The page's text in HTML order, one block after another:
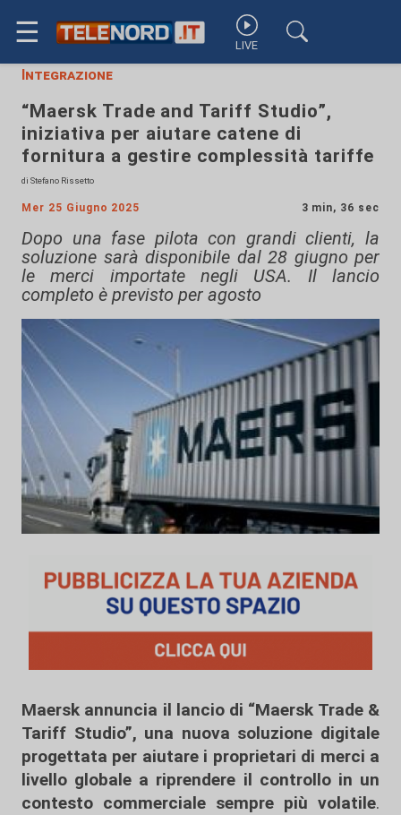
☰ LIVE
Integrazione
“Maersk Trade and Tariff Studio”,
iniziativa per aiutare catene di
fornitura a gestire complessità tariffe
di Stefano Rissetto
Mer 25 Giugno 2025 3 min, 36 sec
Dopo una fase pilota con grandi clienti, la
soluzione sarà disponibile dal 28 giugno per
le merci importate negli USA. Il lancio
completo è previsto per agosto
Maersk annuncia il lancio di “Maersk Trade &
Tariff Studio”, una nuova soluzione digitale
progettata per aiutare i proprietari di merci a
livello globale a riprendere il controllo in un
contesto commerciale sempre più volatile.